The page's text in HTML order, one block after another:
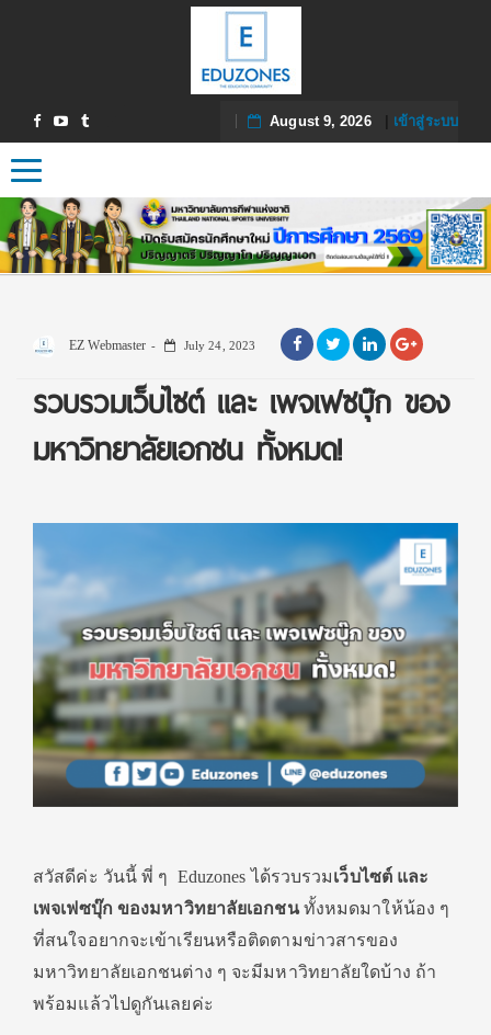
August 9, 2026| เข้าสู่ระบบ
Toggle navigation
EZ Webmaster July 24, 2023
รวบรวมเว็บไซต์ และ เพจเฟซบุ๊ก ของ
มหาวิทยาลัยเอกชน ทั้งหมด!
สวัสดีค่ะ วันนี้ พี่ ๆ Eduzones ได้รวบรวมเว็บไซต์ และ
เพจเฟซบุ๊ก ของมหาวิทยาลัยเอกชนทั้งหมดมาให้น้อง ๆ
ที่สนใจอยากจะเข้าเรียนหรือติดตามข่าวสารของ
มหาวิทยาลัยเอกชนต่าง ๆ จะมีมหาวิทยาลัยใดบ้าง ถ้า
พร้อมแล้วไปดูกันเลยค่ะ